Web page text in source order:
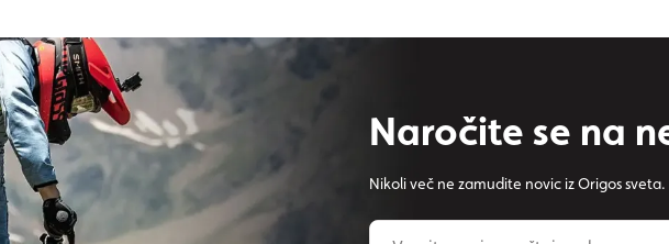
Naročite se na
Nikoli več ne zamudite novic iz Origos sveta.